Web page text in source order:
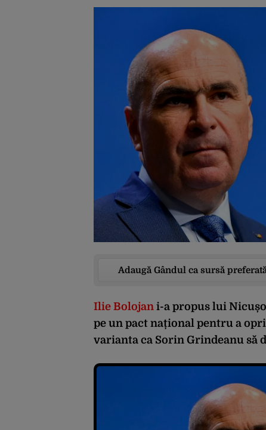
Adaugă Gândul ca sursă
Ilie Bolojan i-a propus lui
pe un pact național pentru a
varianta ca Sorin Grindeanu să